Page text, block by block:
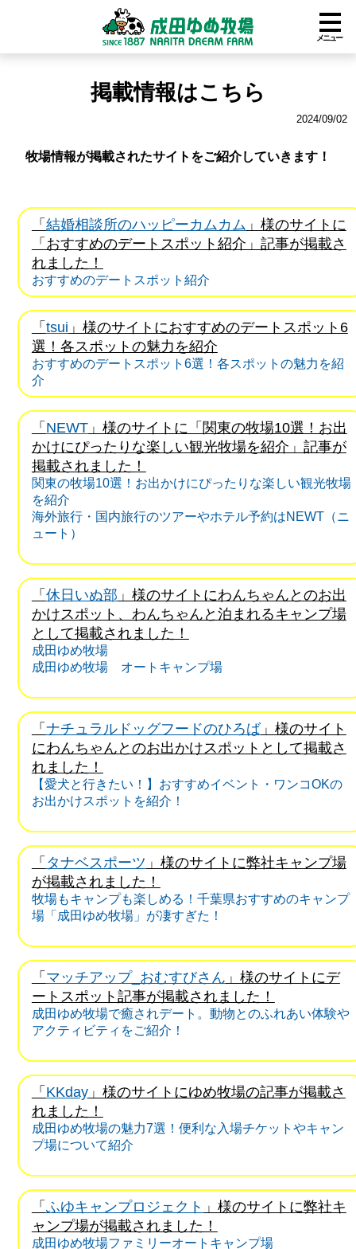
メニュー
掲載情報はこちら
2024/09/02
牧場情報が掲載されたサイトをご紹介していきます！
「 結婚相談所のハッピーカムカム 」様のサイトに
「おすすめのデートスポット紹介」記事が掲載さ
れました！
おすすめのデートスポット紹介
「 tsui 」様のサイトにおすすめのデートスポット6
選！各スポットの魅力を紹介
おすすめのデートスポット6選！各スポットの魅力を紹
介
「 NEWT」様のサイトに「関東の牧場10選！お出
かけにぴったりな楽しい観光牧場を紹介」記事が
掲載されました！
関東の牧場10選！お出かけにぴったりな楽しい観光牧場
を紹介
海外旅行・国内旅行のツアーやホテル予約はNEWT（ニ
ュート）
「 休日いぬ部 」様のサイトにわんちゃんとのお出
かけスポット、わんちゃんと泊まれるキャンプ場
として掲載されました！
成田ゆめ牧場
成田ゆめ牧場 オートキャンプ場
「 ナチュラルドッグフードのひろば」様のサイト
にわんちゃんとのお出かけスポットとして掲載さ
れました！
【愛犬と行きたい！】おすすめイベント・ワンコOKの
お出かけスポットを紹介！
「 タナベスポーツ 」様のサイトに弊社キャンプ場
が掲載されました！
牧場もキャンプも楽しめる！千葉県おすすめのキャンプ
場「成田ゆめ牧場」が凄すぎた！
「 マッチアップ_おむすびさん 」様のサイトにデ
ートスポット記事が掲載されました！
成田ゆめ牧場で癒されデート。動物とのふれあい体験や
アクティビティをご紹介！
「 KKday」様のサイトにゆめ牧場の記事が掲載さ
れました！
成田ゆめ牧場の魅力7選！便利な入場チケットやキャン
プ場について紹介
「 ふゆキャンプロジェクト 」様のサイトに弊社キ
ャンプ場が掲載されました！
成田ゆめ牧場ファミリーオートキャンプ場